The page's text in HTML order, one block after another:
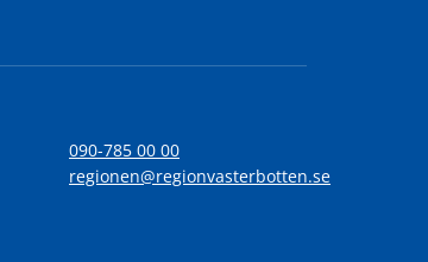
090-785 00 00
regionen@regionvasterbotten.se